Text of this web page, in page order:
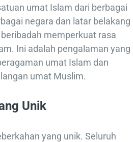
umat Islam dari berbagai
negara dan latar belakang
memperkuat rasa
Ini adalah pengalaman yang
umat Islam dan
umat Muslim.
Unik
yang unik. Seluruh